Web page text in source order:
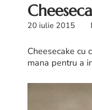
20 iulie 2015
Cheesecake cu
mana pentru a